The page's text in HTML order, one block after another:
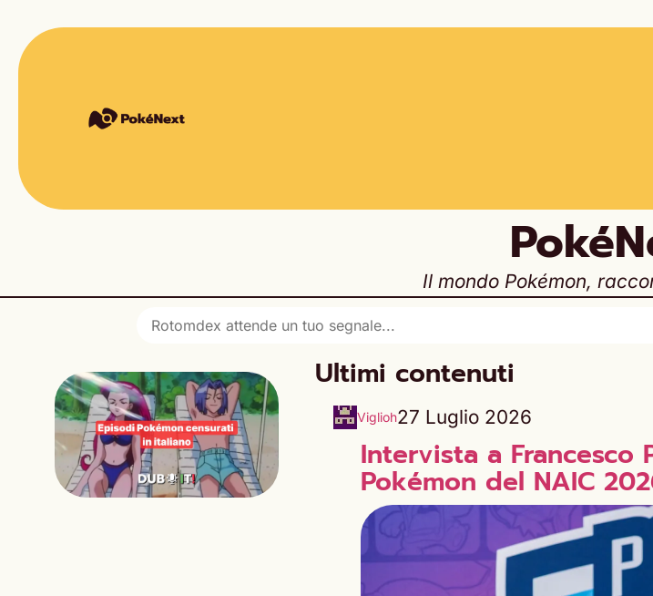
Il mondo Pokémon,
Ultimi contenuti
Viglioh27 Luglio 2026
Intervista a Francesco
Pokémon del NAIC